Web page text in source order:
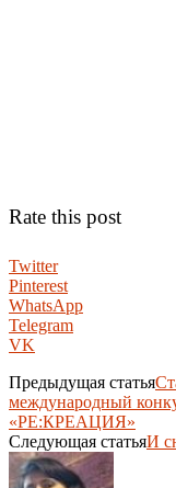
Rate this post
Twitter
Pinterest
WhatsApp
Telegram
VK
Предыдущая статья
международный
«РЕ:КРЕАЦИЯ»
Следующая статьяИ